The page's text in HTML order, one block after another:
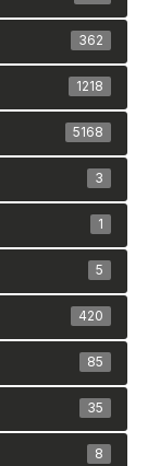
362
1218
5168
3
1
5
420
85
35
8